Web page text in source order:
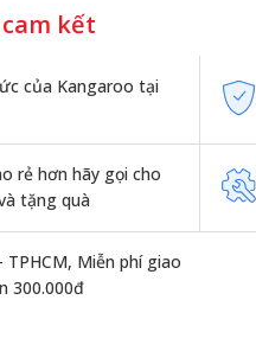
kết
của Kangaroo tại
rẻ hơn hãy gọi cho
tặng quà
Miễn phí giao
300.000đ